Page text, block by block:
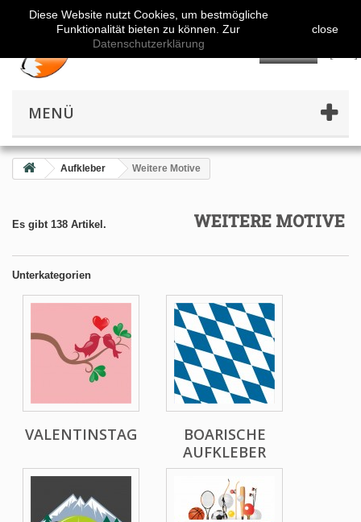
MENÜ
Aufkleber Weitere Motive
WEITERE MOTIVE
Es gibt 138 Artikel.
Unterkategorien
VALENTINSTAG
BOARISCHE
AUFKLEBER
Diese Website nutzt Cookies, um bestmögliche
Funktionalität bieten zu können. Zur
Datenschutzerklärung
close